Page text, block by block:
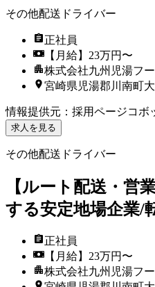
その他配送ドライバー
正社員
【月給】23万円〜
株式会社九州児湯フ
宮崎県児湯郡川南町
情報提供元 ： 採用ページコボ
求人を見る
その他配送ドライバー
【ルート配送・営
する安定地場企業/
正社員
【月給】23万円〜
株式会社九州児湯フ